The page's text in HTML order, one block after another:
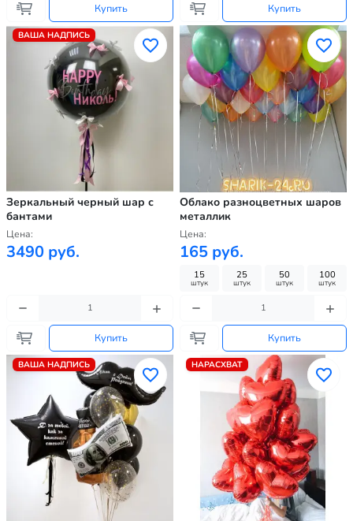
Купить Купить
ВАША НАДПИСЬ
Зеркальный черный шар с
бантами
Цена:
3490 руб.
Купить
Облако разноцветных шаров
металлик
Цена:
165 руб.
15
штук
25
штук
50
штук
100
штук
Купить
ВАША НАДПИСЬ НАРАСХВАТ